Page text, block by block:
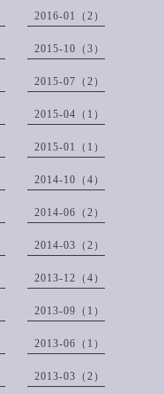
2016-01（2）
2015-10（3）
2015-07（2）
2015-04（1）
2015-01（1）
2014-10（4）
2014-06（2）
2014-03（2）
2013-12（4）
2013-09（1）
2013-06（1）
2013-03（2）